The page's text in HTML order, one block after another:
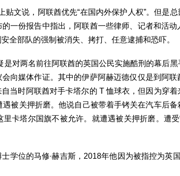
贴文说，阿联酋优先“在国内外保护人权”。但是
的一份报告中指出，阿联酋一些律师、记者和活
全部队的强制被消失、拷打、任意逮捕和恐吓。
是对两名前往阿联酋的英国公民实施酷刑的幕后
向媒体作证。其中的伊萨阿赫迈德仅仅是到阿联
当时阿联酋对手卡塔尔的 T 恤球衣，但因为穿
被关押折磨。他说自己被带着手铐关在汽车后备
卡塔尔国旗不被允许。就遭遇被关押折磨。遭受
学位的马修∙赫吉斯，2018年他因为被指控为英